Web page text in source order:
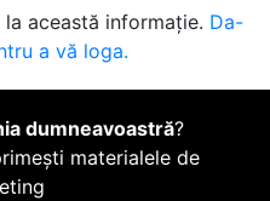
această informație. Da-
a vă loga.
dumneavoastră?
materialele de